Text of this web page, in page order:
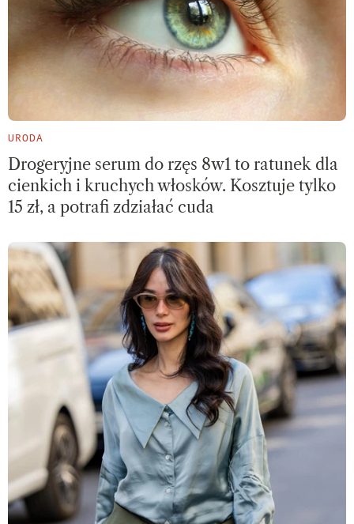
URODA
Drogeryjne serum do rzęs 8w1 to ratunek dla
cienkich i kruchych włosków. Kosztuje tylko
15 zł, a potrafi zdziałać cuda